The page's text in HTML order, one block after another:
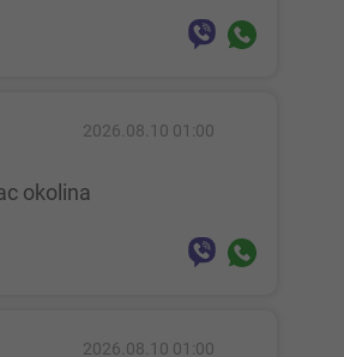
2026.08.10 01:00
okolina
2026.08.10 01:00